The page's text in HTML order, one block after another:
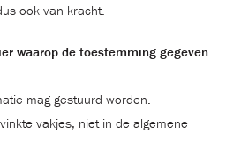
ook van kracht.
waarop de toestemming gegeven
mag gestuurd worden.
vakjes, niet in de algemene